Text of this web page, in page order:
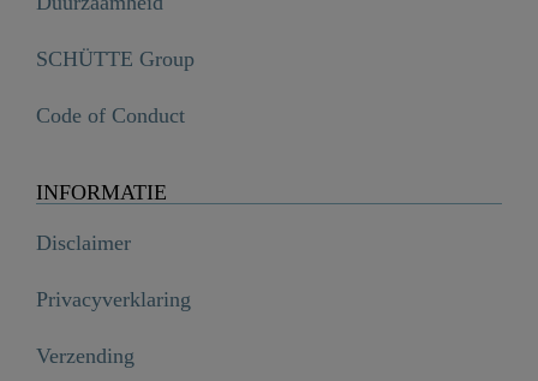
SCHÜTTE Group
Code of Conduct
INFORMATIE
Disclaimer
Privacyverklaring
Verzending